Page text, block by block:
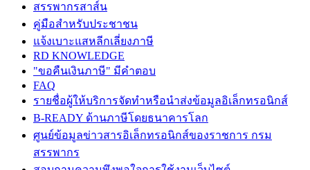
สรรพากรสาส์น
คู่มือสำหรับประชาชน
แจ้งเบาะแสหลีกเลี่ยงภาษี
RD KNOWLEDGE
"ขอคืนเงินภาษี" มีคำตอบ
FAQ
รายชื่อผู้ให้บริการจัดทำหรือนำส่งข้อมูลอิเล็กทรอนิกส์
B-READY ด้านภาษีโดยธนาคารโลก
ศูนย์ข้อมูลข่าวสารอิเล็กทรอนิกส์ของราชการ กรม
สรรพากร